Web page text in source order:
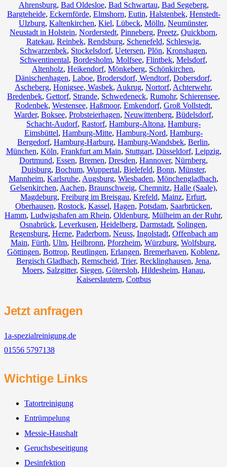
Ahrensburg, Bad Oldesloe, Bad Schwartau, Bad Segeberg,
Bargteheide, Eckernförde, Elmshorn, Eutin, Halstenbek, Henstedt-
Ulzburg, Kaltenkirchen, Kiel, Lübeck, Mölln, Neumünster,
Neustadt in Holstein, Norderstedt, Pinneberg, Preetz, Quickborn,
Ratekau, Reinbek, Rendsburg, Schenefeld, Schleswig,
Schwarzenbek, Stockelsdorf, Uetersen, Plön, Kronshagen,
Schwentinental, Bordesholm, Molfsee, Flintbek, Melsdorf,
Altenholz, Heikendorf, Mönkeberg, Schönkirchen,
Dänischenhagen, Laboe, Brodersdorf, Wendtorf, Dobersdorf,
Ascheberg, Honigsee, Wasbek, Aukrug, Nortorf, Achterwehr,
Bredenbek, Gettorf, Strande, Schwedeneck, Rumohr, Schierensee,
Rodenbek, Westensee, Haßmoor, Emkendorf, Groß Vollstedt,
Warder, Boksee, Probsteierhagen, Neuwittenberg, Büdelsdorf,
Schacht-Audorf, Rastorf, Hamburg-Altona, Hamburg-
Eimsbüttel, Hamburg-Mitte, Hamburg-Nord, Hamburg-
Bergedorf, Hamburg-Harburg, Hamburg-Wandsbek, Berlin,
München, Köln, Frankfurt am Main, Stuttgart, Düsseldorf, Leipzig,
Dortmund, Essen, Bremen, Dresden, Hannover, Nürnberg,
Duisburg, Bochum, Wuppertal, Bielefeld, Bonn, Münster,
Mannheim, Karlsruhe, Augsburg, Wiesbaden, Mönchengladbach,
Gelsenkirchen, Aachen, Braunschweig, Chemnitz⁠, Halle (Saale),
Magdeburg, Freiburg im Breisgau, Krefeld, Mainz, Erfurt,
Oberhausen, Rostock, Kassel, Hagen, Potsdam, Saarbrücken,
Hamm, Ludwigshafen am Rhein, Oldenburg, Mülheim an der Ruhr,
Osnabrück, Leverkusen, Heidelberg, Darmstadt, Solingen,
Regensburg, Herne, Paderborn, Neuss, Ingolstadt, Offenbach am
Main, Fürth, Ulm, Heilbronn, Pforzheim, Würzburg, Wolfsburg,
Göttingen, Bottrop, Reutlingen, Erlangen, Bremerhaven, Koblenz,
Bergisch Gladbach, Remscheid, Trier, Recklinghausen, Jena,
Moers, Salzgitter, Siegen, Gütersloh, Hildesheim, Hanau,
Kaiserslautern, Cottbus
Jetzt anfragen
1a-spezialreinigung.de
01556 5797138
Wichtige Links
Tatortreinigung
Entrümpelung
Messie-Haushalt
Geruchsbeseitigung
Desinfektion